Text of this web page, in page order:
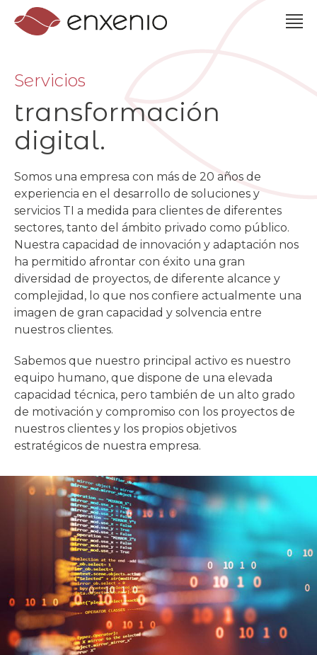
Servicios
transformación
digital.
Somos una empresa con más de 20 años de
experiencia en el desarrollo de soluciones y
servicios TI a medida para clientes de diferentes
sectores, tanto del ámbito privado como público.
Nuestra capacidad de innovación y adaptación nos
ha permitido afrontar con éxito una gran
diversidad de proyectos, de diferente alcance y
complejidad, lo que nos confiere actualmente una
imagen de gran capacidad y solvencia entre
nuestros clientes.
Sabemos que nuestro principal activo es nuestro
equipo humano, que dispone de una elevada
capacidad técnica, pero también de un alto grado
de motivación y compromiso con los proyectos de
nuestros clientes y los propios objetivos
estratégicos de nuestra empresa.